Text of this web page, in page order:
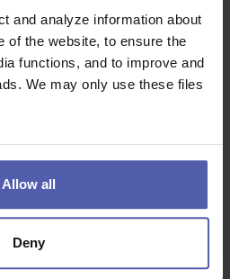
and analyze information about
of the website, to ensure the
functions, and to improve and
We may only use these files
Allow all
Deny
měli mít:
umět
vzdělání ukončené výučním listem